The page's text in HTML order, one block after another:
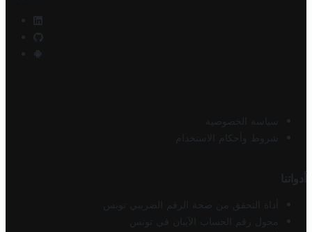
سياسة الخصوصية
شروط وأحكام الاستخدام
أدواتنا
أداة التحقق من صحة الرقم الضريبي تونس
محول رقم الحساب الآيبان في تونس